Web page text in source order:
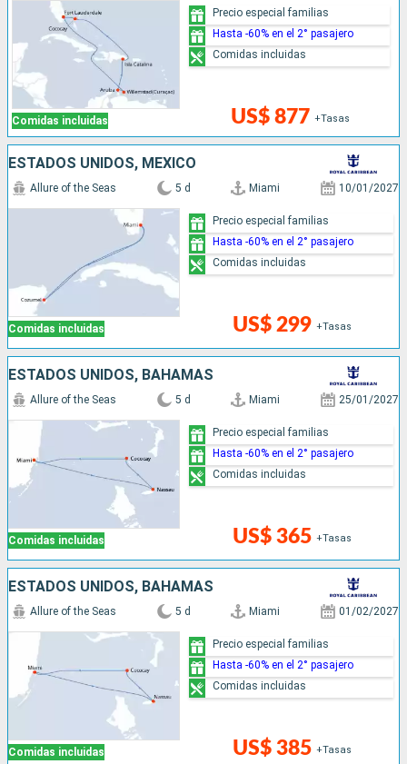
Comidas incluidas US$ 877 +Tasas
Precio especial familias
Hasta -60% en el 2° pasajero
Comidas incluidas
ESTADOS UNIDOS, MÉXICO
Comidas incluidas
Allure of the Seas 5 d Miami 10/01/2027
US$ 299 +Tasas
Precio especial familias
Hasta -60% en el 2° pasajero
Comidas incluidas
ESTADOS UNIDOS, BAHAMAS
Comidas incluidas
Allure of the Seas 5 d Miami 25/01/2027
US$ 365 +Tasas
Precio especial familias
Hasta -60% en el 2° pasajero
Comidas incluidas
ESTADOS UNIDOS, BAHAMAS
Comidas incluidas
Allure of the Seas 5 d Miami 01/02/2027
US$ 385 +Tasas
Precio especial familias
Hasta -60% en el 2° pasajero
Comidas incluidas